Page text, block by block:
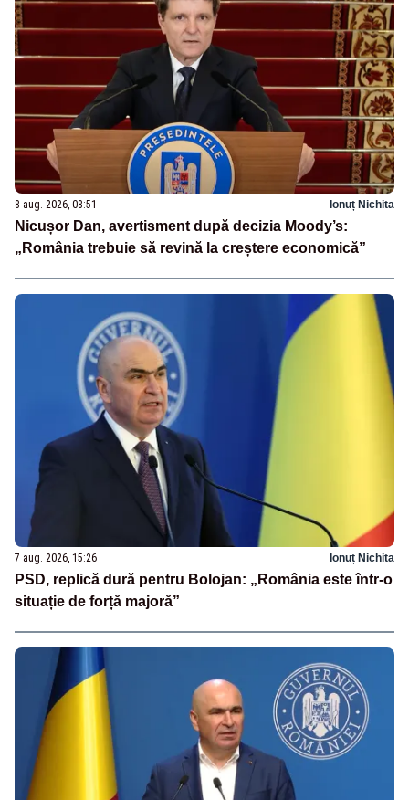
8 aug. 2026, 08:51 Ionuț Nichita
Nicușor Dan, avertisment după decizia Moody’s:
„România trebuie să revină la creștere economică”
7 aug. 2026, 15:26 Ionuț Nichita
PSD, replică dură pentru Bolojan: „România este într-o
situație de forță majoră”